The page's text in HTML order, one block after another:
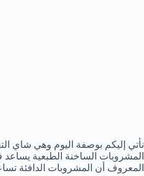
نأتي إليكم بوصفة اليوم وهي شاي
المشروبات الساخنة الطبعية
المعروف أن المشروبات الدافئة